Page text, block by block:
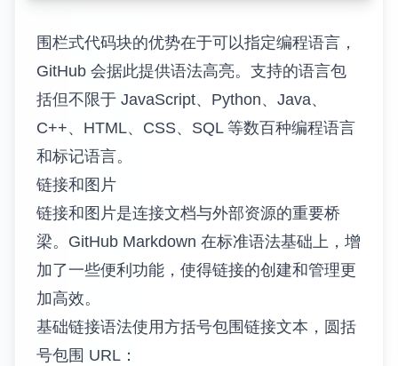
围栏式代码块的优势在于可以指定编程语言，
GitHub 会据此提供语法高亮。支持的语言包
括但不限于 JavaScript、Python、Java、
C++、HTML、CSS、SQL 等数百种编程语言
和标记语言。
链接和图片
链接和图片是连接文档与外部资源的重要桥
梁。GitHub Markdown 在标准语法基础上，增
加了一些便利功能，使得链接的创建和管理更
加高效。
基础链接语法使用方括号包围链接文本，圆括
号包围 URL：